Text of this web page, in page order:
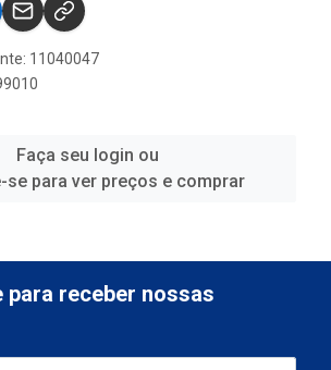
11040047
Faça seu login ou
se para ver preços e comprar
para receber nossas